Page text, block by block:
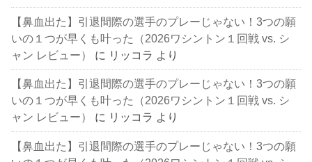
【鼻血出た】引退間際の選手のプレーじゃない！3つの願
いの１つが早くも叶った（2026ワシントン１回戦 vs. シ
ャン レビュー）
に リッコラ より
【鼻血出た】引退間際の選手のプレーじゃない！3つの願
いの１つが早くも叶った（2026ワシントン１回戦 vs. シ
ャン レビュー）
に リッコラ より
【鼻血出た】引退間際の選手のプレーじゃない！3つの願